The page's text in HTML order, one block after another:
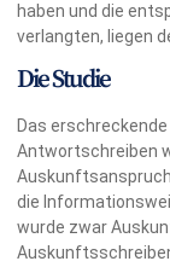
haben und die
verlangten, liegen
Die Studie
Das
Antwortschreiben
die
wurde zwar